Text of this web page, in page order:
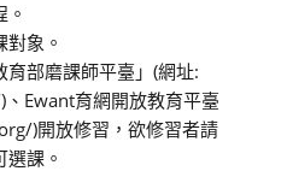
象。
部磨課師平臺」(網址:
Ewant育網開放教育平臺
)開放修習，欲修習者請
課。